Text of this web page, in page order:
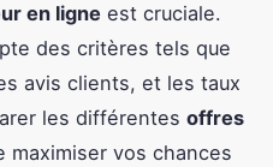
en ligne est cruciale.
des critères tels que
avis clients, et les taux
les différentes offres
maximiser vos chances